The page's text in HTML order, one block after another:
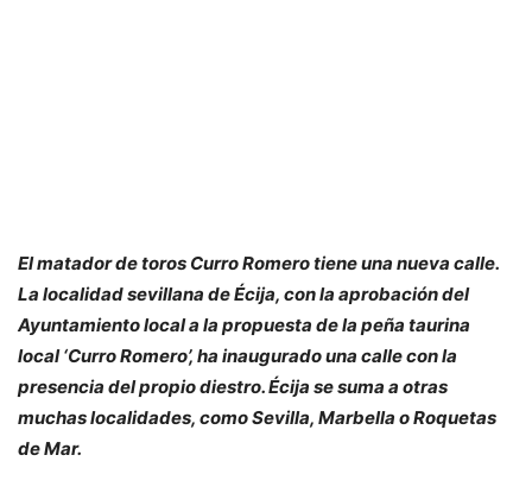
El matador de toros Curro Romero tiene una nueva calle.
La localidad sevillana de Écija, con la aprobación del
Ayuntamiento local a la propuesta de la peña taurina
local ‘Curro Romero’, ha inaugurado una calle con la
presencia del propio diestro. Écija se suma a otras
muchas localidades, como Sevilla, Marbella o Roquetas
de Mar.